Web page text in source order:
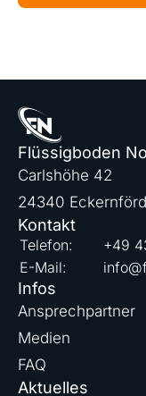
Flüssigboden
Carlshöhe 42
24340
Kontakt
Telefon:
+49
E-Mail:
Infos
Ansprechpartner
Medien
FAQ
Aktuelles